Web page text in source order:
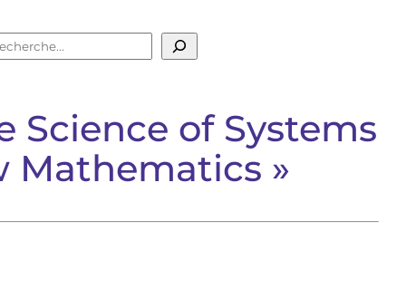
Science of Systems
Mathematics »